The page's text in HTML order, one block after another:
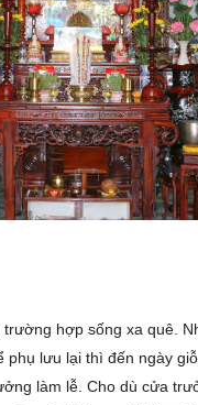
hợp sống xa quê.
lưu lại thì đến ngày
làm lễ. Cho dù cửa